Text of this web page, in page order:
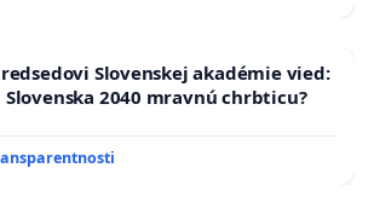
Slovenskej akadémie vied:
Slovenska 2040 mravnú chrbticu?